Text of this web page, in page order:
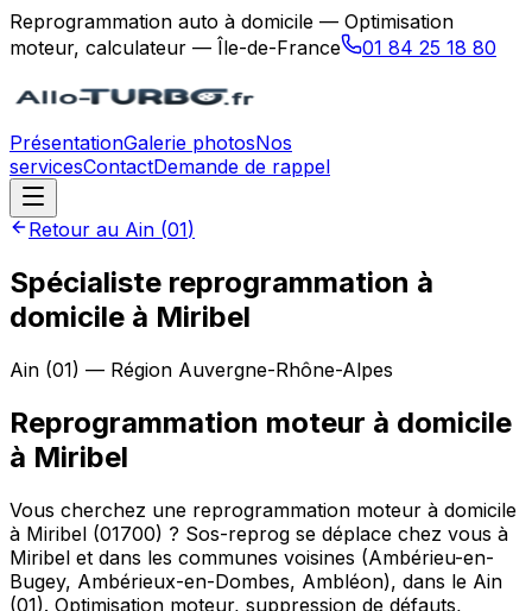
Reprogrammation auto à domicile — Optimisation
moteur, calculateur — Île-de-France
01 84 25 18 80
PrésentationGalerie photosNos
servicesContactDemande de rappel
Retour au Ain (01)
Spécialiste reprogrammation à
domicile à Miribel
Ain (01) — Région Auvergne-Rhône-Alpes
Reprogrammation moteur à domicile
à Miribel
Vous cherchez une reprogrammation moteur à domicile
à Miribel (01700) ? Sos-reprog se déplace chez vous à
Miribel et dans les communes voisines (Ambérieu-en-
Bugey, Ambérieux-en-Dombes, Ambléon), dans le Ain
(01). Optimisation moteur, suppression de défauts,